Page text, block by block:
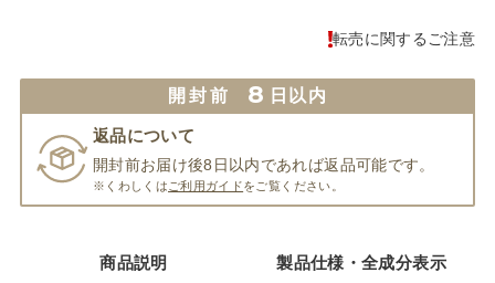
転売に関するご注意
開封前 8 日以内
返品について
開封前お届け後8日以内であれば返品可能です。
※くわしくは ご利用ガイドをご覧ください。
商品説明 製品仕様・全成分表示